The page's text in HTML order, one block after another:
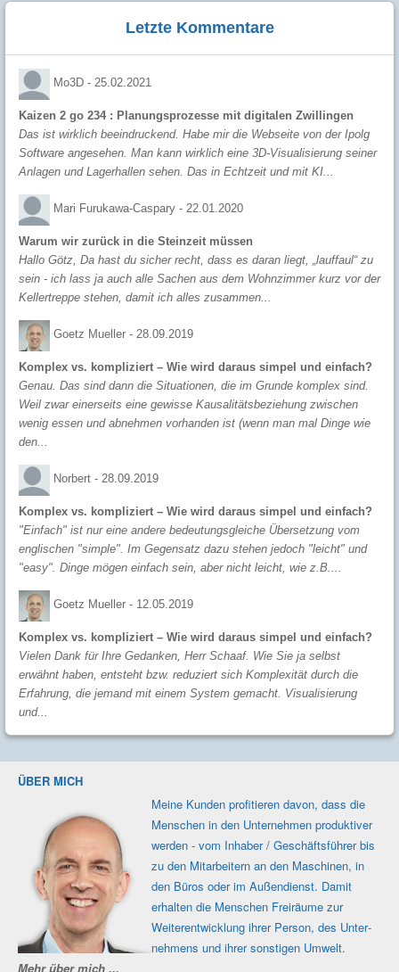
Letzte Kommentare
Mo3D - 25.02.2021
Kaizen 2 go 234 : Planungsprozesse mit digitalen Zwillingen
Das ist wirklich beeindruckend. Habe mir die Webseite von der Ipolg
Software angesehen. Man kann wirklich eine 3D-Visualisierung seiner
Anlagen und Lagerhallen sehen. Das in Echtzeit und mit KI...
Mari Furukawa-Caspary - 22.01.2020
Warum wir zurück in die Steinzeit müssen
Hallo Götz, Da hast du sicher recht, dass es daran liegt, „lauffaul“ zu
sein - ich lass ja auch alle Sachen aus dem Wohnzimmer kurz vor der
Kellertreppe stehen, damit ich alles zusammen...
Goetz Mueller - 28.09.2019
Komplex vs. kompliziert – Wie wird daraus simpel und einfach?
Genau. Das sind dann die Situationen, die im Grunde komplex sind.
Weil zwar einerseits eine gewisse Kausalitätsbeziehung zwischen
wenig essen und abnehmen vorhanden ist (wenn man mal Dinge wie
den...
Norbert - 28.09.2019
Komplex vs. kompliziert – Wie wird daraus simpel und einfach?
"Einfach" ist nur eine andere bedeutungsgleiche Übersetzung vom
englischen "simple". Im Gegensatz dazu stehen jedoch "leicht" und
"easy". Dinge mögen einfach sein, aber nicht leicht, wie z.B....
Goetz Mueller - 12.05.2019
Komplex vs. kompliziert – Wie wird daraus simpel und einfach?
Vielen Dank für Ihre Gedanken, Herr Schaaf. Wie Sie ja selbst
erwähnt haben, entsteht bzw. reduziert sich Komplexität durch die
Erfahrung, die jemand mit einem System gemacht. Visualisierung
und...
ÜBER MICH
Meine Kunden profi­tieren davon, dass die
Men­schen in den Unter­nehmen produk­tiver
werden - vom Inhaber / Geschäfts­führer bis
zu den Mit­ar­beitern an den Maschi­nen, in
den Büros oder im Außen­dienst. Damit
erhalten die Men­schen Frei­räume zur
Weiter­ent­wicklung ihrer Person, des Unter­
nehmens und ihrer sons­tigen Umwelt.
Mehr über mich ...